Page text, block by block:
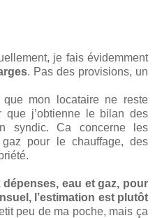
je fais évidemment
. Pas des provisions, un
mon locataire ne reste
que j’obtienne le bilan des
syndic. Ca concerne les
pour le chauffage, des
dépenses, eau et gaz, pour
l’estimation est plutôt
peu de ma poche, mais ça